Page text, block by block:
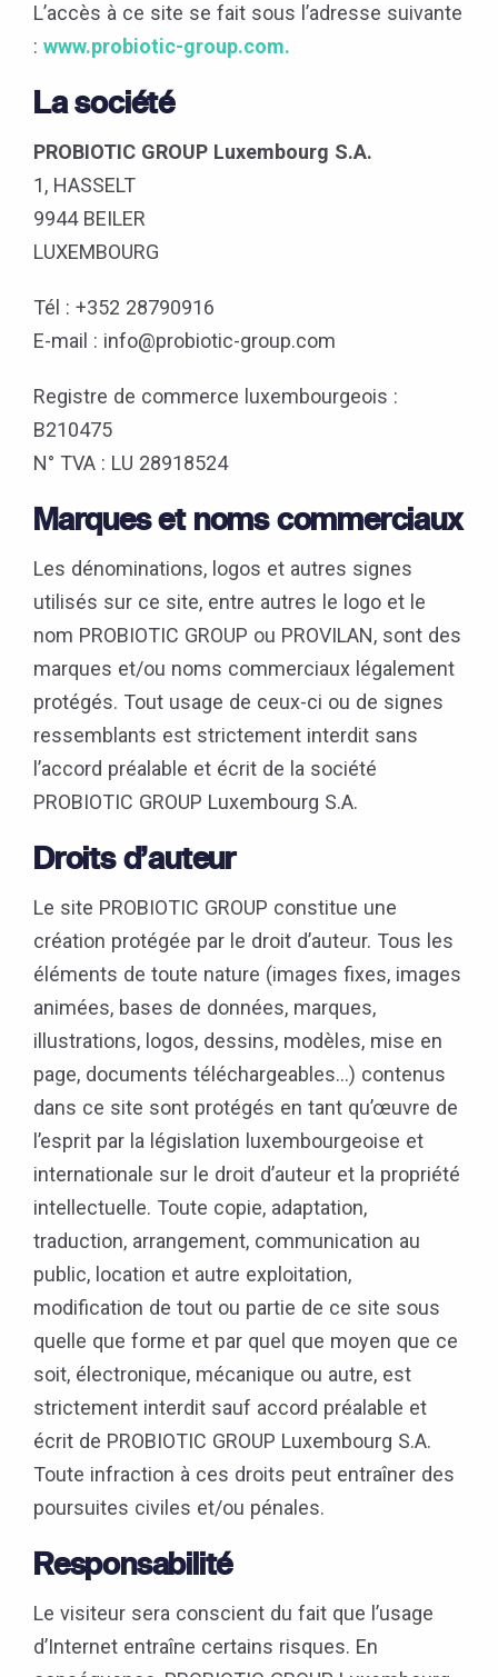
L’accès à ce site se fait sous l’adresse suivante
: www.probiotic-group.com.
La société
PROBIOTIC GROUP Luxembourg S.A.
1, HASSELT
9944 BEILER
LUXEMBOURG
Tél : +352 28790916
E-mail : info@probiotic-group.com
Registre de commerce luxembourgeois :
B210475
N° TVA : LU 28918524
Marques et noms commerciaux
Les dénominations, logos et autres signes
utilisés sur ce site, entre autres le logo et le
nom PROBIOTIC GROUP ou PROVILAN, sont des
marques et/ou noms commerciaux légalement
protégés. Tout usage de ceux-ci ou de signes
ressemblants est strictement interdit sans
l’accord préalable et écrit de la société
PROBIOTIC GROUP Luxembourg S.A.
Droits d’auteur
Le site PROBIOTIC GROUP constitue une
création protégée par le droit d’auteur. Tous les
éléments de toute nature (images fixes, images
animées, bases de données, marques,
illustrations, logos, dessins, modèles, mise en
page, documents téléchargeables…) contenus
dans ce site sont protégés en tant qu’œuvre de
l’esprit par la législation luxembourgeoise et
internationale sur le droit d’auteur et la propriété
intellectuelle. Toute copie, adaptation,
traduction, arrangement, communication au
public, location et autre exploitation,
modification de tout ou partie de ce site sous
quelle que forme et par quel que moyen que ce
soit, électronique, mécanique ou autre, est
strictement interdit sauf accord préalable et
écrit de PROBIOTIC GROUP Luxembourg S.A.
Toute infraction à ces droits peut entraîner des
poursuites civiles et/ou pénales.
Responsabilité
Le visiteur sera conscient du fait que l’usage
d’Internet entraîne certains risques. En